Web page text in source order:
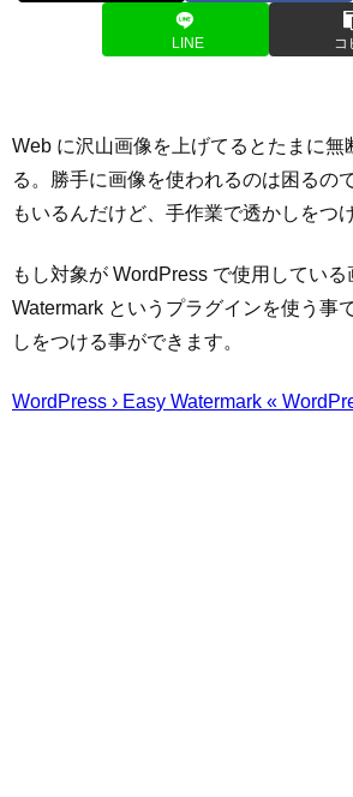
LINE コ
Web に沢山画像を上げてるとたまに無
る。勝手に画像を使われるのは困るの
もいるんだけど、手作業で透かしをつ
もし対象が WordPress で使用してい
Watermark というプラグインを使う事
しをつける事ができます。
WordPress › Easy Watermark «